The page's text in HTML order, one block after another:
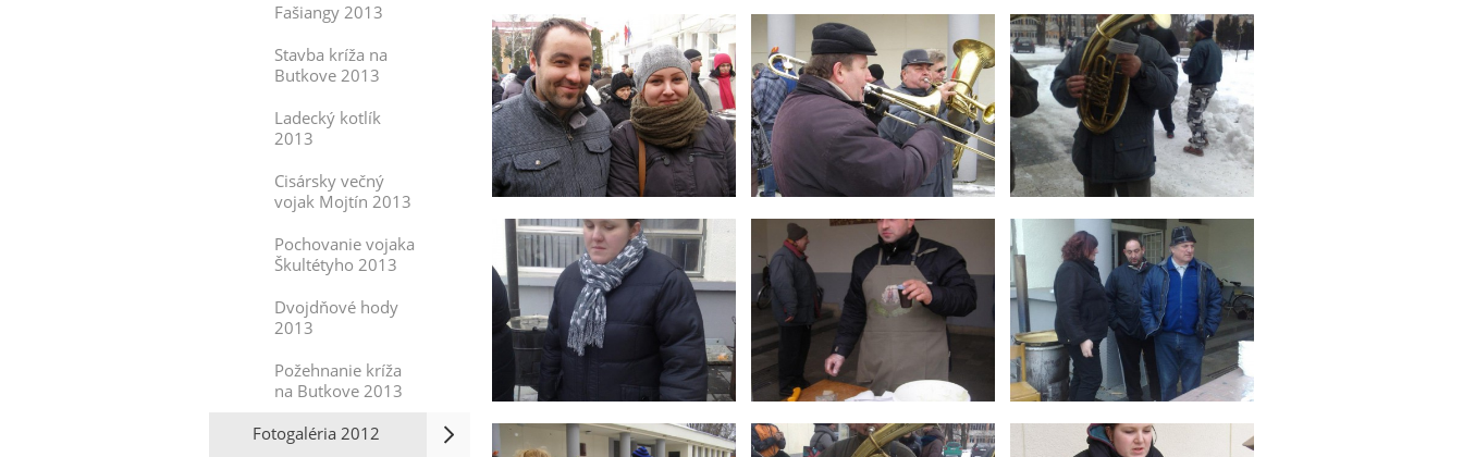
Fašiangy 2013
Stavba kríža na
Butkove 2013
Ladecký kotlík
2013
Cisársky večný
vojak Mojtín 2013
Pochovanie vojaka
Škultétyho 2013
Dvojdňové hody
2013
Požehnanie kríža
na Butkove 2013
Fotogaléria 2012